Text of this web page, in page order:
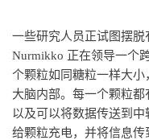
一些研究人员正试图摆
Nurmikko 正在领导一个
个颗粒如同糖粒一样大小
大脑内部。每一个颗粒都
以及可以将数据传送到
给颗粒充电，并将信息